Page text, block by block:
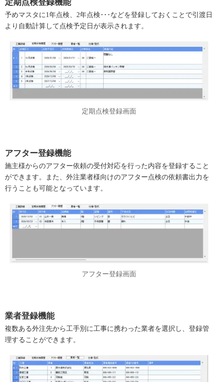
定期点検登録機能
予めマスタに1年点検、2年点検･･･などを登録しておくことで引渡日
より自動計算して点検予定日が表示されます。
定期点検登録画面
アフター登録機能
施主様からのアフター依頼の受付対応を行った内容を登録すること
ができます。また、外注業者様向けのアフター点検の依頼書出力を
行うことも可能となっています。
アフター登録画面
業者登録機能
複数ある外注先から工手別に工事に携わった業者を選択し、登録管
理することができます。